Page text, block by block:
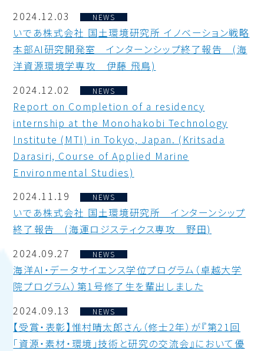
2024.12.03
NEWS
いであ株式会社 国土環境研究所 イノベーション戦略
本部AI研究開発室 インターンシップ終了報告 (海
洋資源環境学専攻 伊藤 飛鳥)
2024.12.02
NEWS
Report on Completion of a residency
internship at the Monohakobi Technology
Institute (MTI) in Tokyo, Japan. (Kritsada
Darasiri, Course of Applied Marine
Environmental Studies)
2024.11.19
NEWS
いであ株式会社 国土環境研究所 インターンシップ
終了報告 (海運ロジスティクス専攻 野田)
2024.09.27
NEWS
海洋AI・データサイエンス学位プログラム（卓越大学
院プログラム）第1号修了生を輩出しました
2024.09.13
NEWS
【受賞・表彰】惟村晴太郎さん（修士2年）が『第21回
「資源・素材・環境」技術と研究の交流会』において優